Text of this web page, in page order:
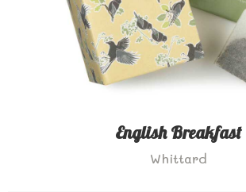
English Breakfast
Whittard